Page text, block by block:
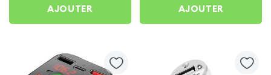
AJOUTER AJOUTER